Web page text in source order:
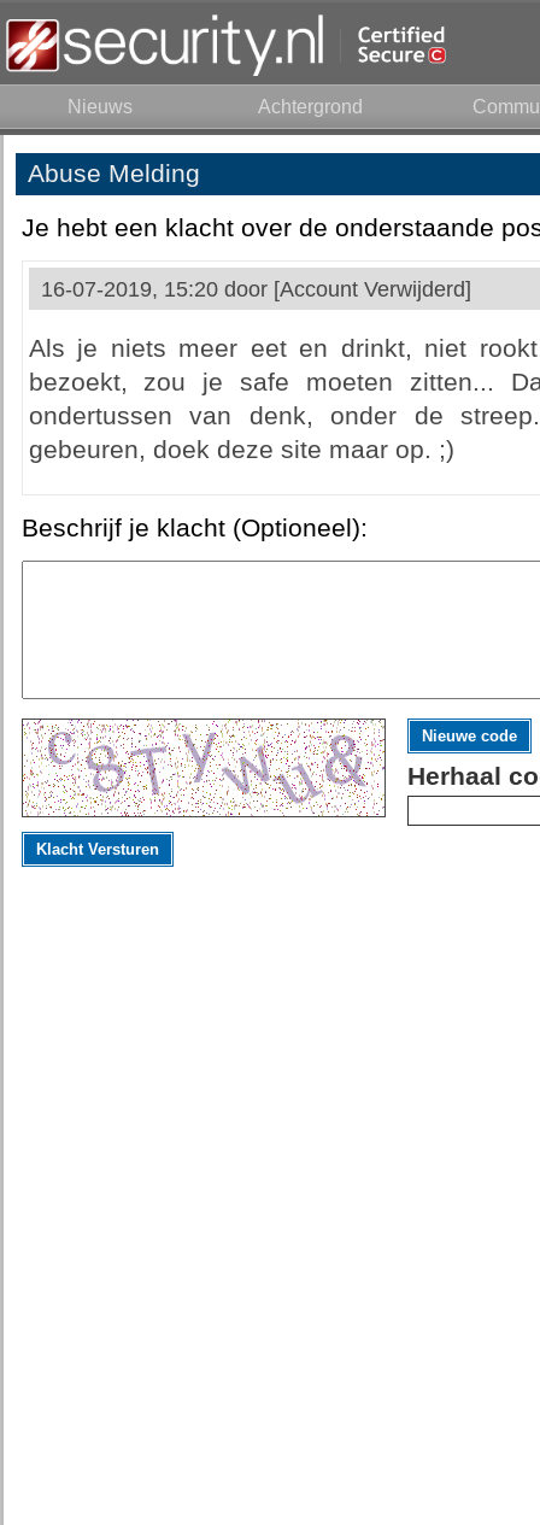
Nieuws Achtergrond
Abuse Melding
Je hebt een klacht over de onderstaande
16-07-2019, 15:20 door [Account Verwijderd]
Als je niets meer eet en drinkt, niet
bezoekt, zou je safe moeten zitten...
ondertussen van denk, onder de
gebeuren, doek deze site maar op. ;)
Beschrijf je klacht (Optioneel):
Nieuwe code
Herhaal
Klacht Versturen